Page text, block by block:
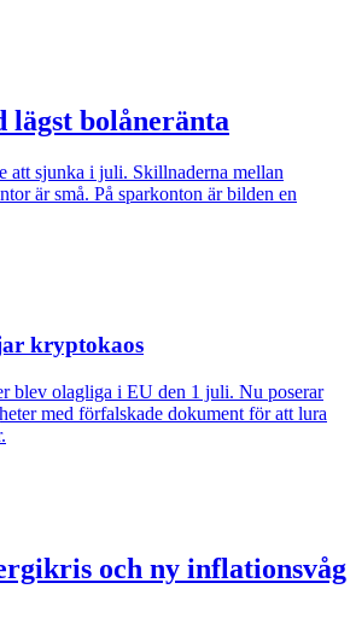
lägst bolåneränta
att sjunka i juli. Skillnaderna mellan
är små. På sparkonton är bilden en
kryptokaos
blev olagliga i EU den 1 juli. Nu poserar
med förfalskade dokument för att lura
och ny inflationsvåg